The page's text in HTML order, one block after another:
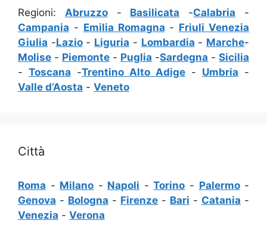
Regioni: Abruzzo- Basilicata -Calabria -
Campania - Emilia Romagna - Friuli Venezia
Giulia -Lazio- Liguria - Lombardia - Marche-
Molise - Piemonte - Puglia -Sardegna - Sicilia
- Toscana -Trentino Alto Adige - Umbria -
Valle d’Aosta - Veneto
Città
Roma - Milano - Napoli -Torino - Palermo-
Genova - Bologna - Firenze - Bari - Catania -
Venezia - Verona